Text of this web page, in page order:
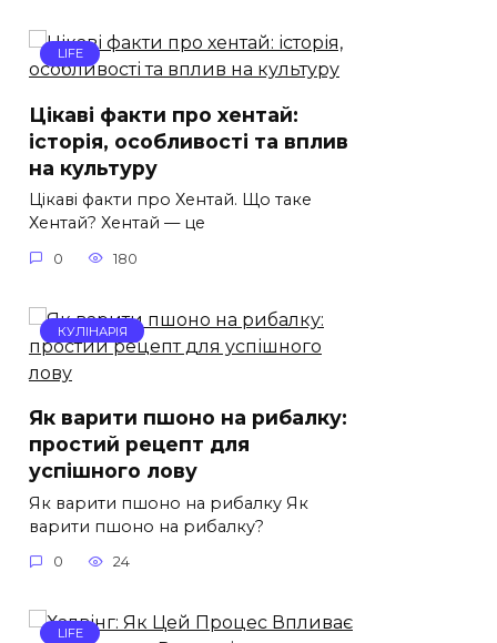
LIFE
Цікаві факти про хентай:
історія, особливості та вплив
на культуру
Цікаві факти про Хентай. Що таке
Хентай? Хентай — це
0 180
КУЛІНАРІЯ
Як варити пшоно на рибалку:
простий рецепт для
успішного лову
Як варити пшоно на рибалку Як
варити пшоно на рибалку?
0 24
LIFE